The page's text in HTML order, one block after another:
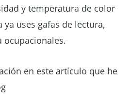
y temperatura de color
uses gafas de lectura,
ocupacionales.
en este artículo que he